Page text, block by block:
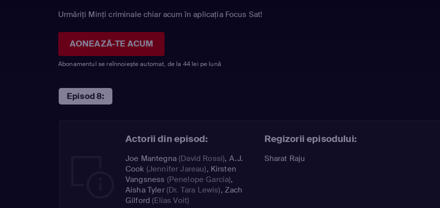
Urmăriți Minţi criminale chiar acum în aplicația Focus Sat!
AONEAZĂ-TE ACUM
Abonamentul se reînnoiește automat, de la 44 lei pe lună
Episod 8:
Actorii din episod:
Joe Mantegna(David Rossi), A.J.
Cook (Jennifer Jareau), Kirsten
Vangsness (Penelope Garcia),
Aisha Tyler(Dr. Tara Lewis), Zach
Gilford (Elias Voit)
Regizorii episodului:
Sharat Raju